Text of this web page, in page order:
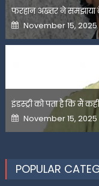
फरहान अख्तर ने समझाया
Posted
on
November 15, 2025
इंडस्ट्री को पता है कि मैं
Posted
on
November 15, 2025
POPULAR